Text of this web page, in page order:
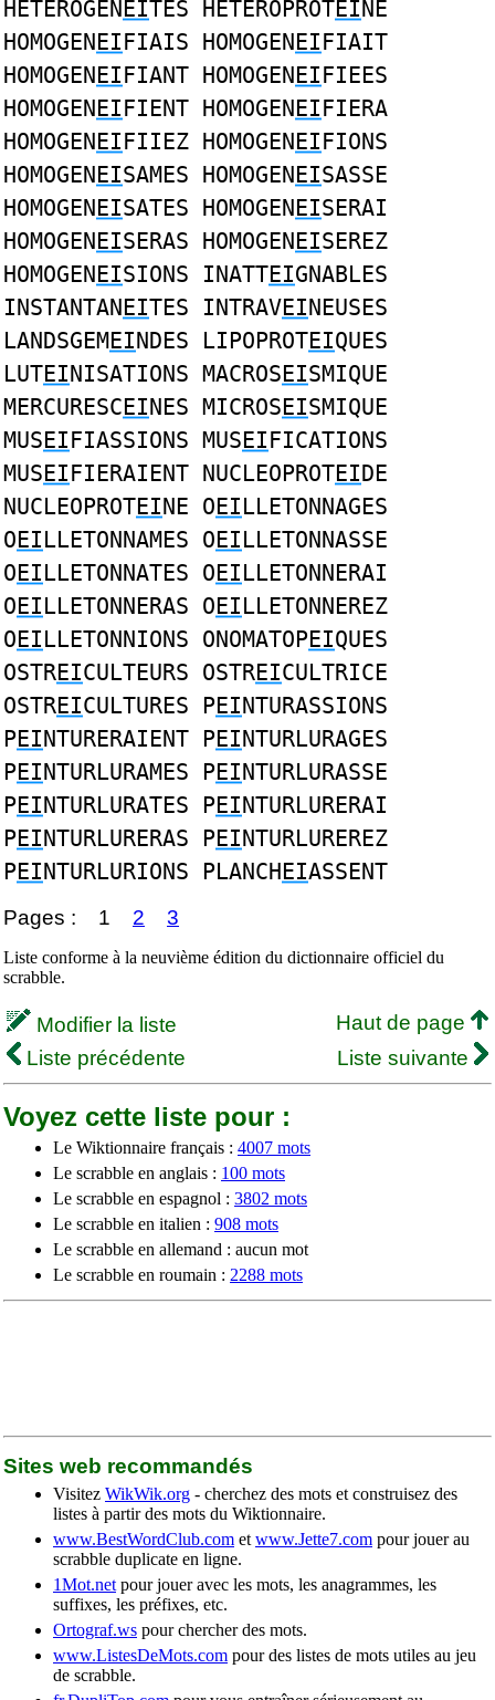
HETEROGENEITES HETEROPROTEINE
HOMOGENEIFIAIS HOMOGENEIFIAIT
HOMOGENEIFIANT HOMOGENEIFIEES
HOMOGENEIFIENT HOMOGENEIFIERA
HOMOGENEIFIIEZ HOMOGENEIFIONS
HOMOGENEISAMES HOMOGENEISASSE
HOMOGENEISATES HOMOGENEISERAI
HOMOGENEISERAS HOMOGENEISEREZ
HOMOGENEISIONS INATTEIGNABLES
INSTANTANEITES INTRAVEINEUSES
LANDSGEMEINDES LIPOPROTEIQUES
LUTEINISATIONS MACROSEISMIQUE
MERCURESCEINES MICROSEISMIQUE
MUSEIFIASSIONS MUSEIFICATIONS
MUSEIFIERAIENT NUCLEOPROTEIDE
NUCLEOPROTEINE OEILLETONNAGES
OEILLETONNAMES OEILLETONNASSE
OEILLETONNATES OEILLETONNERAI
OEILLETONNERAS OEILLETONNEREZ
OEILLETONNIONS ONOMATOPEIQUES
OSTREICULTEURS OSTREICULTRICE
OSTREICULTURES PEINTURASSIONS
PEINTURERAIENT PEINTURLURAGES
PEINTURLURAMES PEINTURLURASSE
PEINTURLURATES PEINTURLURERAI
PEINTURLURERAS PEINTURLUREREZ
PEINTURLURIONS PLANCHEIASSENT
Pages : 1 2 3
Liste conforme à la neuvième édition du dictionnaire officiel du
scrabble.
Modifier la liste
Haut de page
Liste précédente
Liste suivante
Voyez cette liste pour :
Le Wiktionnaire français : 4007 mots
Le scrabble en anglais : 100 mots
Le scrabble en espagnol : 3802 mots
Le scrabble en italien : 908 mots
Le scrabble en allemand : aucun mot
Le scrabble en roumain : 2288 mots
Sites web recommandés
Visitez WikWik.org - cherchez des mots et construisez des
listes à partir des mots du Wiktionnaire.
www.BestWordClub.com et www.Jette7.com pour jouer au
scrabble duplicate en ligne.
1Mot.net pour jouer avec les mots, les anagrammes, les
suffixes, les préfixes, etc.
Ortograf.ws pour chercher des mots.
www.ListesDeMots.com pour des listes de mots utiles au jeu
de scrabble.